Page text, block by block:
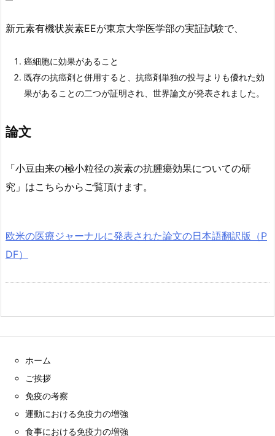
新元素有機状炭素EEが東京大学医学部の実証試験で、
癌細胞に効果があること
既存の抗癌剤と併用すると、抗癌剤単独の投与よりも優れた効
果があること の二つが証明され、世界論文が発表されました。
論文
「小豆由来の極小粒径の炭素の抗腫瘍効果についての研
究」はこちらからご覧頂けます。
欧米の医療ジャーナルに発表された論文の日本語翻訳版（P
DF）
ホーム
ご挨拶
免疫の考察
運動における免疫力の増強
食事における免疫力の増強